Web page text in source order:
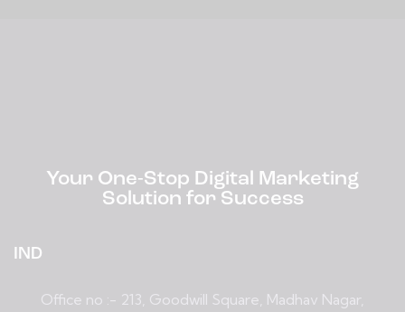
Your One-Stop Digital Marketing
Solution for Success
IND
Office no :- 213, Goodwill Square, Madhav Nagar,